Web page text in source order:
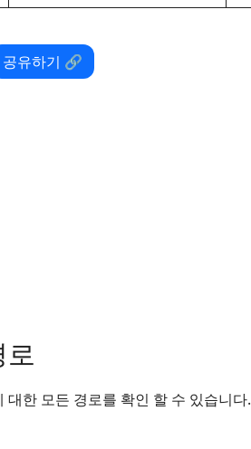
공유하기 🔗
한 모든 경로를 확인 할 수 있습니다.